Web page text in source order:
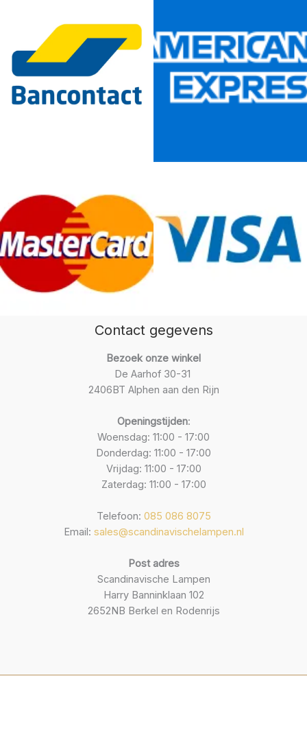
Contact gegevens
Bezoek onze winkel
De Aarhof 30-31
2406BT Alphen aan den Rijn
Openingstijden:
Woensdag: 11:00 - 17:00
Donderdag: 11:00 - 17:00
Vrijdag: 11:00 - 17:00
Zaterdag: 11:00 - 17:00
Telefoon: 085 086 8075
Email: sales@scandinavischelampen.nl
Post adres
Scandinavische Lampen
Harry Banninklaan 102
2652NB Berkel en Rodenrijs